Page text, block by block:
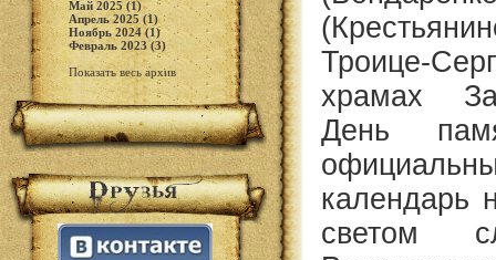
Май 2025 (1)
Апрель 2025 (1)
Ноябрь 2024 (1)
Февраль 2023 (3)
Показать весь архив
Троице-
храмах
День
календарь
светом